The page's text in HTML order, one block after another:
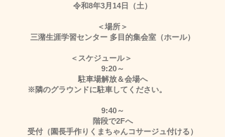
令和8年3月14日（土）
＜場所＞
三潴生涯学習センター 多目的集会室（ホール）
＜スケジュール＞
9:20～
駐車場解放＆会場へ
※隣のグラウンドに駐車してください。
9:40～
階段で2Fへ
受付（園長手作りくまちゃんコサージュ付ける）